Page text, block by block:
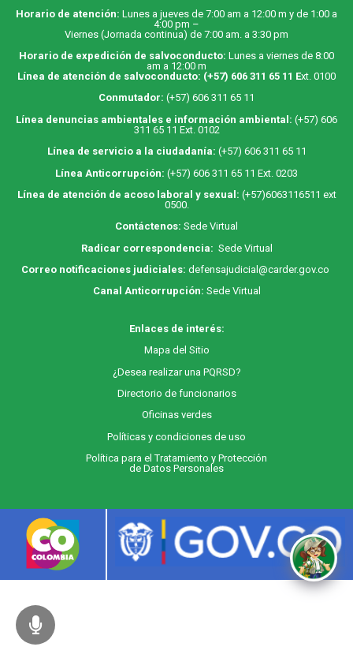
Horario de atención: Lunes a jueves de 7:00 am a 12:00 m y de 1:00 a
4:00 pm –
Viernes (Jornada continua) de 7:00 am. a 3:30 pm
Horario de expedición de salvoconducto: Lunes a viernes de 8:00
am a 12:00 m
Línea de atención de salvoconducto: (+57) 606 311 65 11 Ext. 0100
Conmutador: (+57) 606 311 65 11
Línea denuncias ambientales e información ambiental: (+57) 606
311 65 11 Ext. 0102
Línea de servicio a la ciudadanía: (+57) 606 311 65 11
Línea Anticorrupción: (+57) 606 311 65 11 Ext. 0203
Línea de atención de acoso laboral y sexual: (+57)6063116511 ext
0500.
Contáctenos: Sede Virtual
Radicar correspondencia: Sede Virtual
Correo notificaciones judiciales: defensajudicial@carder.gov.co
Canal Anticorrupción: Sede Virtual
Enlaces de interés:
Mapa del Sitio
¿Desea realizar una PQRSD?
Directorio de funcionarios
Oficinas verdes
Políticas y condiciones de uso
Política para el Tratamiento y Protección
de Datos Personales